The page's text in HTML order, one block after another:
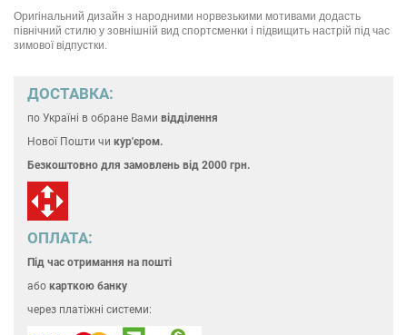
Оригінальний дизайн з народними норвезькими мотивами додасть
північний стилю у зовнішній вид спортсменки і підвищить настрій під час
зимової відпустки.
ДОСТАВКА:
по Україні в обране Вами відділення
Нової Пошти чи кур'єром.
Безкоштовно для замовлень від 2000 грн.
ОПЛАТА:
Під час отримання на пошті
або карткою банку
через платіжні системи: